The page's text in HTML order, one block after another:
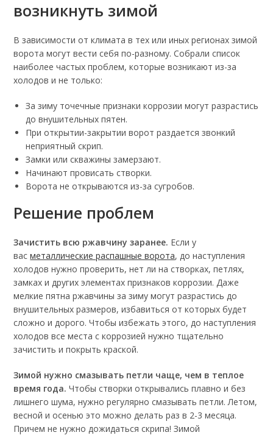
возникнуть зимой
В зависимости от климата в тех или иных регионах зимой
ворота могут вести себя по-разному. Собрали список
наиболее частых проблем, которые возникают из-за
холодов и не только:
За зиму точечные признаки коррозии могут разрастись
до внушительных пятен.
При открытии-закрытии ворот раздается звонкий
неприятный скрип.
Замки или скважины замерзают.
Начинают провисать створки.
Ворота не открываются из-за сугробов.
Решение проблем
Зачистить всю ржавчину заранее. Если у
васметаллические распашные ворота, до наступления
холодов нужно проверить, нет ли на створках, петлях,
замках и других элементах признаков коррозии. Даже
мелкие пятна ржавчины за зиму могут разрастись до
внушительных размеров, избавиться от которых будет
сложно и дорого. Чтобы избежать этого, до наступления
холодов все места с коррозией нужно тщательно
зачистить и покрыть краской.
Зимой нужно смазывать петли чаще, чем в теплое
время года. Чтобы створки открывались плавно и без
лишнего шума, нужно регулярно смазывать петли. Летом,
весной и осенью это можно делать раз в 2-3 месяца.
Причем не нужно дожидаться скрипа! Зимой